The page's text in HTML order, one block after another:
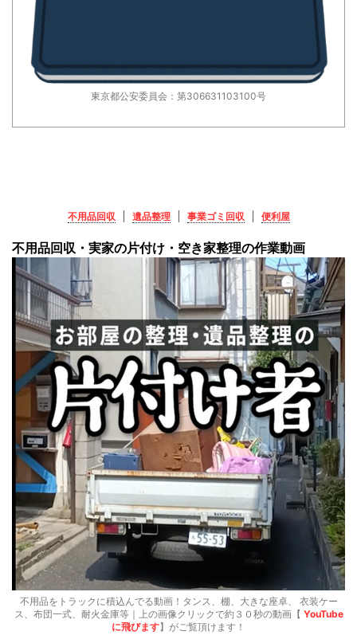
東京都公安委員会：第306631103100号
不用品回収 遺品整理 事業ゴミ回収 便利屋
不用品回収・実家の片付け・空き家整理の作業動画
不用品をトラックに積込んでる動画！タンス、棚、大きな座卓、 衣装ケー
ス、布団一式、耐火金庫等｜上の画像クリックで約３０秒の動画【 YouTube
に飛びます】がご覧頂けます！